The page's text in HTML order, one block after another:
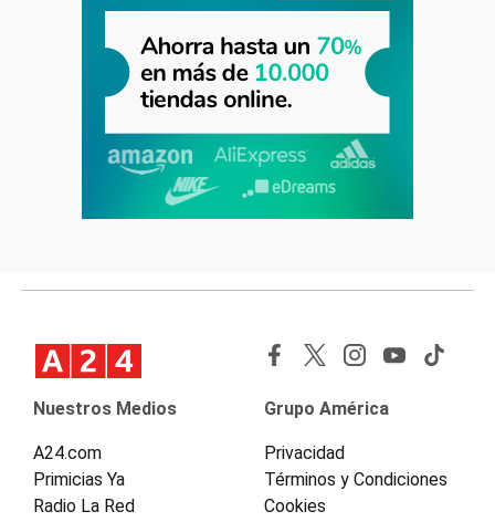
Nuestros Medios
A24.com
Primicias Ya
Radio La Red
Grupo América
Privacidad
Términos y Condiciones
Cookies